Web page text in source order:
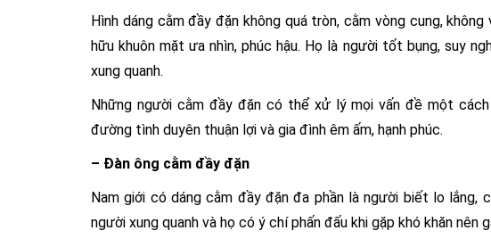
Hình dáng cằm đầy đặn không quá tròn, cằm vòng cung,
hữu khuôn mặt ưa nhìn, phúc hậu. Họ là người tốt bụng, suy
xung quanh.
Những người cằm đầy đặn có thể xử lý mọi vấn đề một
đường tình duyên thuận lợi và gia đình êm ấm, hạnh phúc.
– Đàn ông cằm đầy đặn
Nam giới có dáng cằm đầy đặn đa phần là người biết lo
người xung quanh và họ có ý chí phấn đấu khi gặp khó khăn